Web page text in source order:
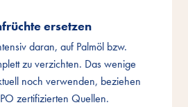
ersetzen
daran, auf Palmöl bzw.
zu verzichten. Das wenige
noch verwenden, beziehen
zertifizierten Quellen.